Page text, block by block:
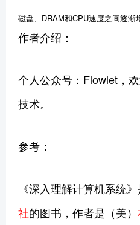
磁盘、DRAM和CPU速度之间逐渐
作者介绍：
个人公众号：Flowlet，
技术。
参考：
《深入理解计算机系统
社的图书，作者是（美）